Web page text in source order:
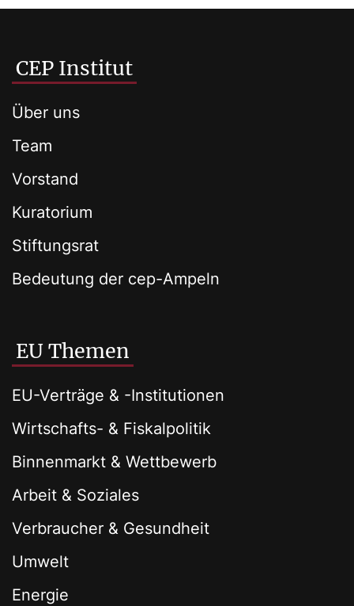
CEP Institut
Über uns
Team
Vorstand
Kuratorium
Stiftungsrat
Bedeutung der cep-Ampeln
EU Themen
EU-Verträge & -Institutionen
Wirtschafts- & Fiskalpolitik
Binnenmarkt & Wettbewerb
Arbeit & Soziales
Verbraucher & Gesundheit
Umwelt
Energie